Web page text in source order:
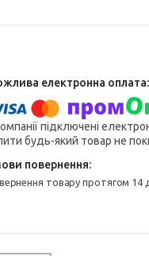
підключені
будь-який товар не
товару протягом 14